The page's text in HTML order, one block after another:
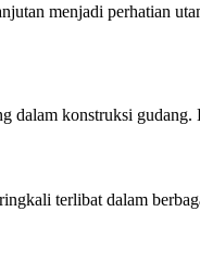
menjadi perhatian
dalam konstruksi
terlibat dalam